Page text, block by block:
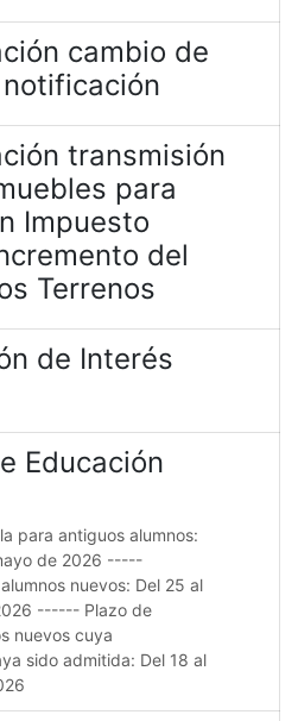
cambio de
transmisión
para
Impuesto
del
Terrenos
de Interés
Educación
para antiguos alumnos:
de 2026 -----
nuevos: Del 25 al
------ Plazo de
nuevos cuya
sido admitida: Del 18 al